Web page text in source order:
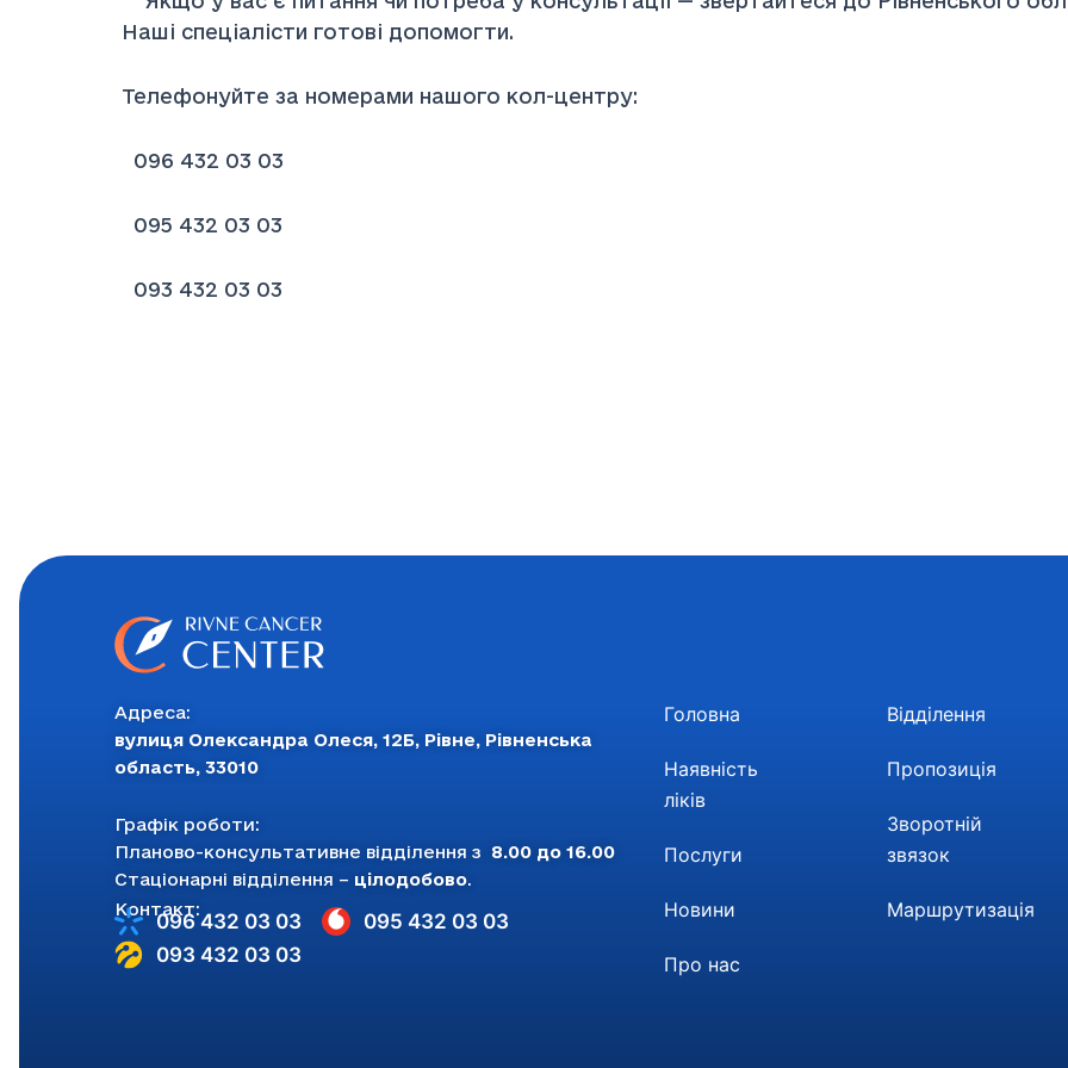
Наші спеціалісти готові допомогти.
Телефонуйте за номерами нашого кол-центру:
096 432 03 03
095 432 03 03
093 432 03 03
Адреса:
вулиця Олександра Олеся, 12Б, Рівне, Рівненська
область, 33010
Графік роботи:
Планово-консультативне відділення з 8.00 до 16.00
Стаціонарні відділення – цілодобово.
Контакт:096 432 03 03
095 432 03 03
093 432 03 03
Головна
Наявність
ліків
Послуги
Новини
Про нас
Відділення
Пропозиція
Зворотній
звязок
Маршрутизація